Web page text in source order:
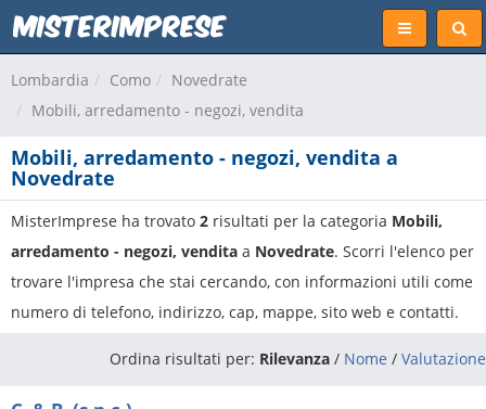
Lombardia Como
Novedrate
Mobili, arredamento - negozi, vendita
Mobili, arredamento - negozi, vendita a
Novedrate
MisterImprese ha trovato 2 risultati per la categoria Mobili,
arredamento - negozi, vendita a Novedrate. Scorri l'elenco per
trovare l'impresa che stai cercando, con informazioni utili come
numero di telefono, indirizzo, cap, mappe, sito web e contatti.
Ordina risultati per: Rilevanza / Nome / Valutazione